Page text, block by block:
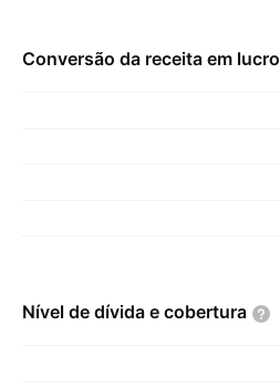
Conversão da receita em lucro
Nível de dívida e cobertura